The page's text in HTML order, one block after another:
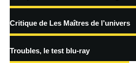
Critique de Les Maîtres de l’univers
Troubles, le test blu-ray